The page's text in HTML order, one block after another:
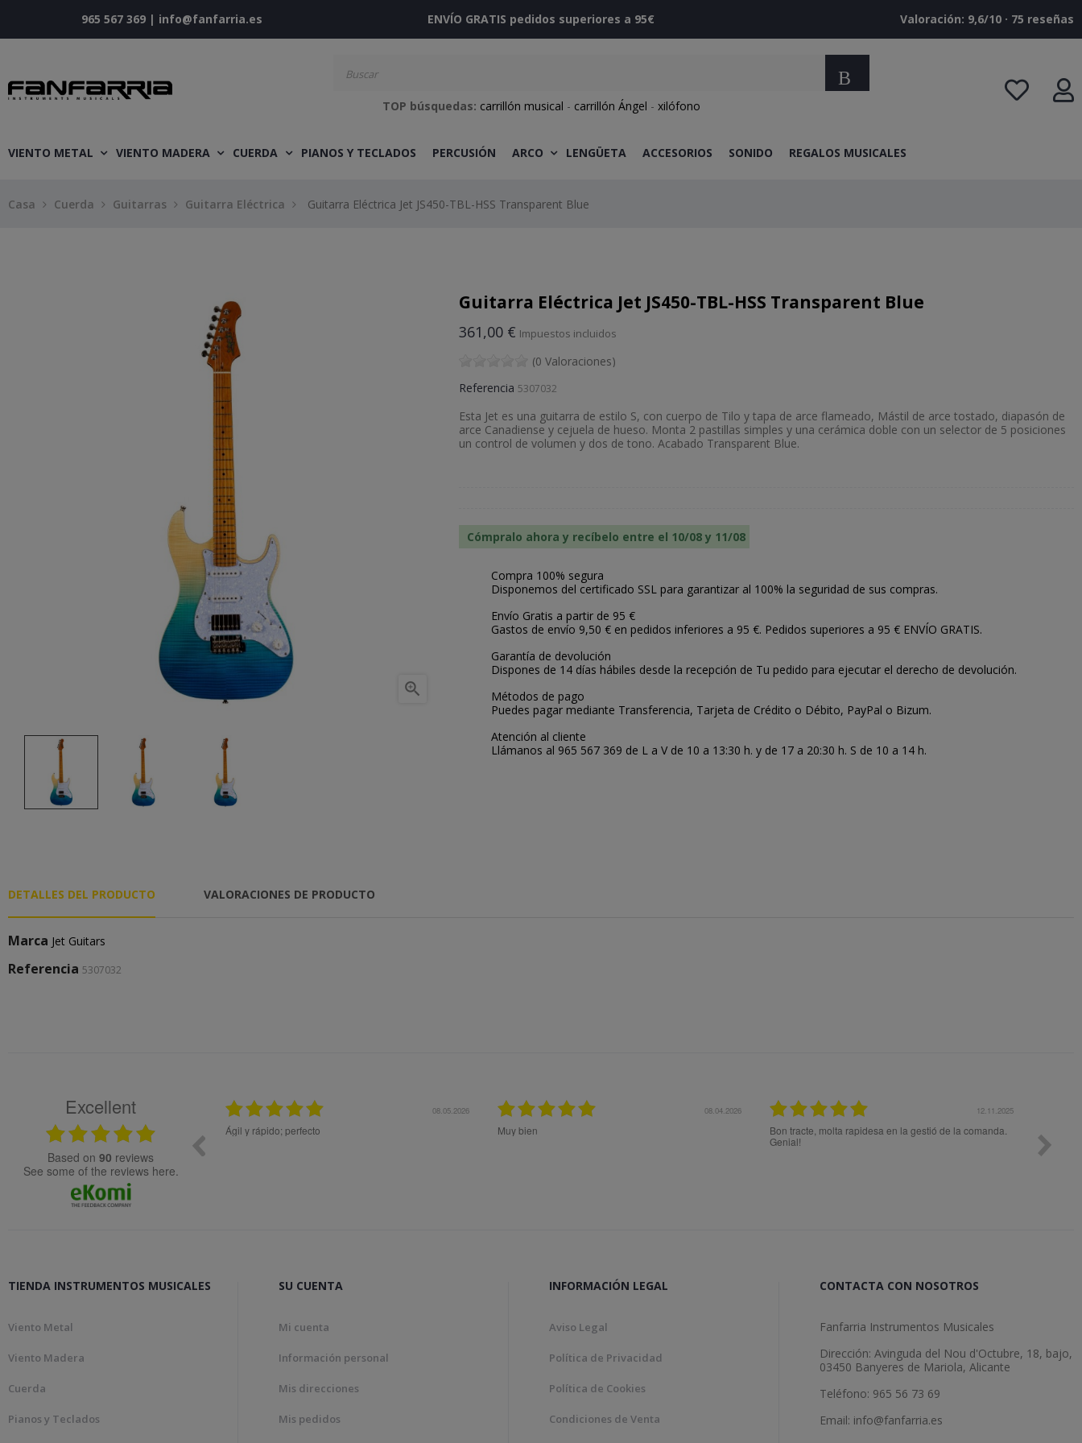
965 567 369 | info@fanfarria.es ENVÍO GRATIS pedidos superiores a 95€ Valoración: 9,6/10 · ‎75 reseñas
Buscar
TOP búsquedas: carrillón musical - carrillón Ángel - xilófono
VIENTO METAL VIENTO MADERA CUERDA PIANOS Y TECLADOS PERCUSIÓN ARCO LENGÜETA ACCESORIOS SONIDO REGALOS MUSICALES
Casa Cuerda Guitarras Guitarra Eléctrica Guitarra Eléctrica Jet JS450-TBL-HSS Transparent Blue

Guitarra Eléctrica Jet JS450-TBL-HSS Transparent Blue
361,00 € Impuestos incluidos
(0 Valoraciones)
Referencia 5307032
Esta Jet es una guitarra de estilo S, con cuerpo de Tilo y tapa de arce flameado, Mástil de arce tostado, diapasón de
arce Canadiense y cejuela de hueso. Monta 2 pastillas simples y una cerámica doble con un selector de 5 posiciones
un control de volumen y dos de tono. Acabado Transparent Blue.
Cómpralo ahora y recíbelo entre el 10/08 y 11/08
Compra 100% segura
Disponemos del certificado SSL para garantizar al 100% la seguridad de sus compras.
Envío Gratis a partir de 95 €
Gastos de envío 9,50 € en pedidos inferiores a 95 €. Pedidos superiores a 95 € ENVÍO GRATIS.
Garantía de devolución
Dispones de 14 días hábiles desde la recepción de Tu pedido para ejecutar el derecho de devolución.
Métodos de pago
Puedes pagar mediante Transferencia, Tarjeta de Crédito o Débito, PayPal o Bizum.
Atención al cliente
Llámanos al 965 567 369 de L a V de 10 a 13:30 h. y de 17 a 20:30 h. S de 10 a 14 h.
DETALLES DEL PRODUCTO VALORACIONES DE PRODUCTO
Marca Jet Guitars
Referencia 5307032
Excellent
based on 90 reviews
see some of the reviews here.
25.02.2024
de muy buena calidad. Ágil y rápido; perfecto
Bon tracte, molta rapidesa en la gestió de la comanda.
Todo ok
TIENDA INSTRUMENTOS MUSICALES
Viento Metal
Viento Madera
Cuerda
Pianos y Teclados
SU CUENTA
Mi cuenta
Información personal
Mis direcciones
Mis pedidos
INFORMACIÓN LEGAL
Aviso Legal
Política de Privacidad
Política de Cookies
Condiciones de Venta
CONTACTA CON NOSOTROS
Fanfarria Instrumentos Musicales
Dirección: Avinguda del Nou d'Octubre, 18, bajo,
03450 Banyeres de Mariola, Alicante
Teléfono: 965 56 73 69
Email: info@fanfarria.es